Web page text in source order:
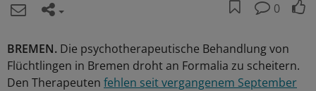
0
BREMEN. Die psychotherapeutische Behandlung von
Flüchtlingen in Bremen droht an Formalia zu scheitern.
Den Therapeuten fehlen seit vergangenem September